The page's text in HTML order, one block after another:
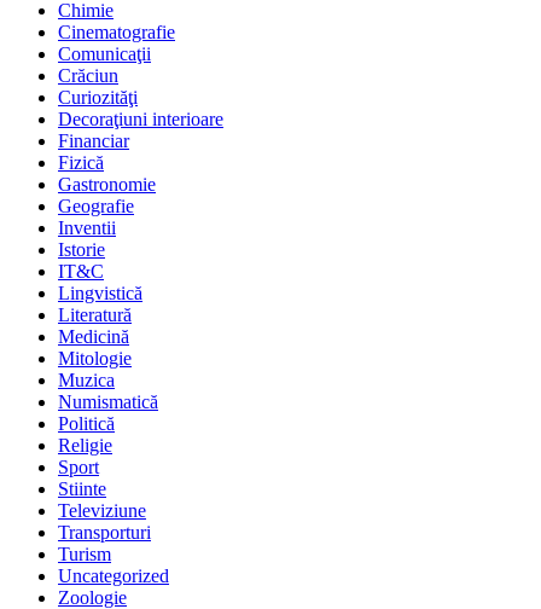
Chimie
Cinematografie
Comunicaţii
Crăciun
Curiozităţi
Decoraţiuni interioare
Financiar
Fizică
Gastronomie
Geografie
Inventii
Istorie
IT&C
Lingvistică
Literatură
Medicină
Mitologie
Muzica
Numismatică
Politică
Religie
Sport
Stiinte
Televiziune
Transporturi
Turism
Uncategorized
Zoologie